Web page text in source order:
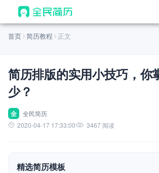
首页
AI 生成简历
AI 翻译简历
AI 诊断简历
面试自我介绍
首页 简历教程 正文
简历排版的实用小技巧，你
少？
全
全民简历
2020-04-17 17:33:00
3467 阅读
精选简历模板